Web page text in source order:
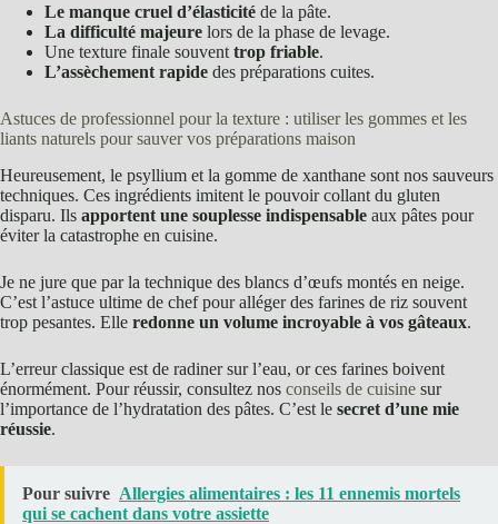
Le manque cruel d’élasticité de la pâte.
La difficulté majeure lors de la phase de levage.
Une texture finale souvent trop friable.
L’assèchement rapide des préparations cuites.
Astuces de professionnel pour la texture : utiliser les gommes et les
liants naturels pour sauver vos préparations maison
Heureusement, le psyllium et la gomme de xanthane sont nos sauveurs
techniques. Ces ingrédients imitent le pouvoir collant du gluten
disparu. Ils apportent une souplesse indispensable aux pâtes pour
éviter la catastrophe en cuisine.
Je ne jure que par la technique des blancs d’œufs montés en neige.
C’est l’astuce ultime de chef pour alléger des farines de riz souvent
trop pesantes. Elle redonne un volume incroyable à vos gâteaux.
L’erreur classique est de radiner sur l’eau, or ces farines boivent
énormément. Pour réussir, consultez nos conseils de cuisine sur
l’importance de l’hydratation des pâtes. C’est le secret d’une mie
réussie.
Pour suivre Allergies alimentaires : les 11 ennemis mortels
qui se cachent dans votre assiette